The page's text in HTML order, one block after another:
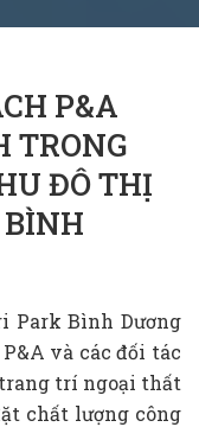
P&A
TRONG
ĐÔ THỊ
Park Bình Dương
và các đối tác
trí ngoại thất
chất lượng công